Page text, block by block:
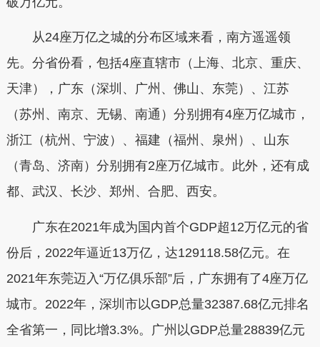
从24座万亿之城的分布区域来看，南方遥遥领
先。分省份看，包括4座直辖市（上海、北京、重庆、
天津），广东（深圳、广州、佛山、东莞）、江苏
（苏州、南京、无锡、南通）分别拥有4座万亿城市，
浙江（杭州、宁波）、福建（福州、泉州）、山东
（青岛、济南）分别拥有2座万亿城市。此外，还有成
都、武汉、长沙、郑州、合肥、西安。
广东在2021年成为国内首个GDP超12万亿元的省
份后，2022年逼近13万亿，达129118.58亿元。在
2021年东莞迈入“万亿俱乐部”后，广东拥有了4座万亿
城市。2022年，深圳市以GDP总量32387.68亿元排名
全省第一，同比增3.3%。广州以GDP总量28839亿元